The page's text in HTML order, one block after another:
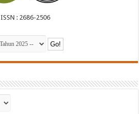
ISSN : 2686-2506